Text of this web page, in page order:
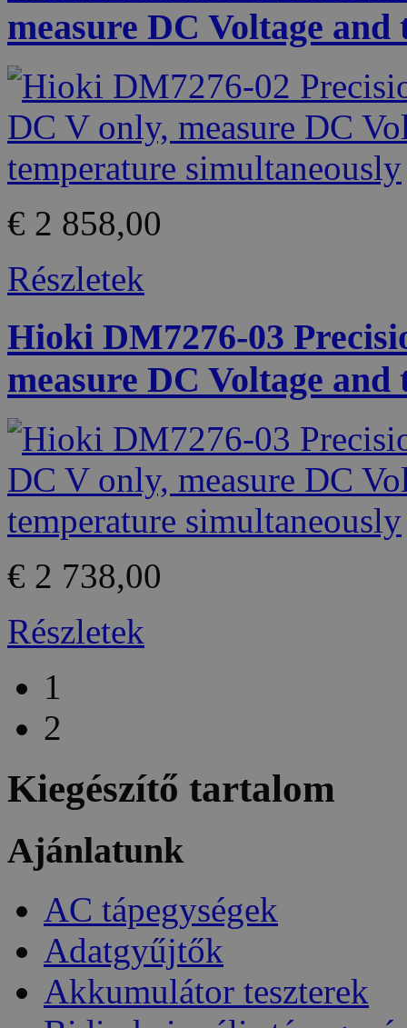
measure DC Voltage
€ 2 858,00
Részletek
Hioki DM7276-03
measure DC Voltage
€ 2 738,00
Részletek
1
2
Kiegészítő tartalom
Ajánlatunk
AC tápegységek
Adatgyűjtők
Akkumulátor teszterek